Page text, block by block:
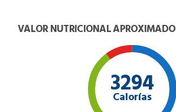
VALOR NUTRICIONAL APROXIMADO
3294
Calorías